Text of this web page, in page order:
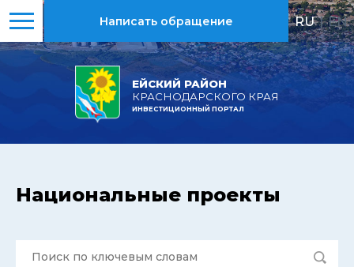
ЕЙСКИЙ РАЙОН
КРАСНОДАРСКОГО КРАЯ
ИНВЕСТИЦИОННЫЙ ПОРТАЛ
Написать обращение RU | EN
Национальные проекты